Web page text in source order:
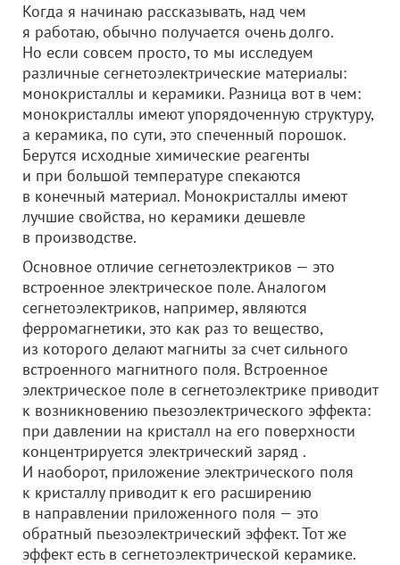
Когда я начинаю рассказывать, над чем
я работаю, обычно получается очень долго.
Но если совсем просто, то мы исследуем
различные сегнетоэлектрические материалы:
монокристаллы и керамики. Разница вот в чем:
монокристаллы имеют упорядоченную структуру,
а керамика, по сути, это спеченный порошок.
Берутся исходные химические реагенты
и при большой температуре спекаются
в конечный материал. Монокристаллы имеют
лучшие свойства, но керамики дешевле
в производстве.
Основное отличие сегнетоэлектриков — это
встроенное электрическое поле. Аналогом
сегнетоэлектриков, например, являются
ферромагнетики, это как раз то вещество,
из которого делают магниты за счет сильного
встроенного магнитного поля. Встроенное
электрическое поле в сегнетоэлектрике приводит
к возникновению пьезоэлектрического эффекта:
при давлении на кристалл на его поверхности
концентрируется электрический заряд .
И наоборот, приложение электрического поля
к кристаллу приводит к его расширению
в направлении приложенного поля — это
обратный пьезоэлектрический эффект. Тот же
эффект есть в сегнетоэлектрической керамике.